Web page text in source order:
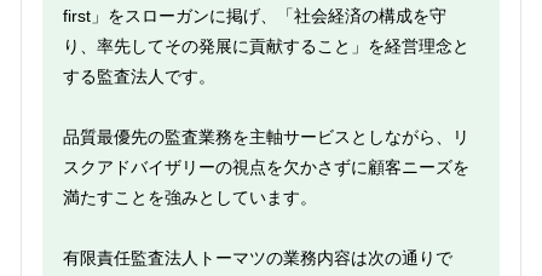
first」をスローガンに掲げ、「社会経済の構成を守
り、率先してその発展に貢献すること」を経営理念と
する監査法人です。
品質最優先の監査業務を主軸サービスとしながら、リ
スクアドバイザリーの視点を欠かさずに顧客ニーズを
満たすことを強みとしています。
有限責任監査法人トーマツの業務内容は次の通りで